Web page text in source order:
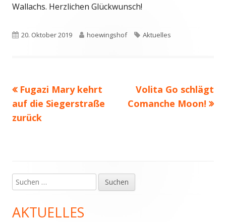
Wallachs. Herzlichen Glückwunsch!
Veröffentlicht
20. Oktober 2019 Autor
hoewingshof Schlagwörter
Aktuelles
Beitragsnavigation
Vorheriger
Beitrag:
Fugazi Mary kehrt
auf die Siegerstraße
zurück
Nächster
Beitrag
Volita Go schlägt
Comanche Moon!
Haupt-
Seitenleiste
Suchen
nach:
AKTUELLES